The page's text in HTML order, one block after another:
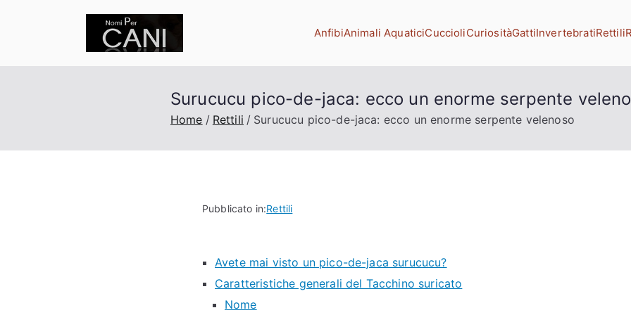
AnfibiAnimali AquaticiCuccioliCuriositàGattiInvertebratiRettili
Surucucu pico-de-jaca: ecco un enorme serpente
Home Rettili Surucucu pico-de-jaca: ecco un enorme serpente velenoso
Pubblicato in:Rettili
Avete mai visto un pico-de-jaca surucucu?
Caratteristiche generali del Tacchino suricato
Nome